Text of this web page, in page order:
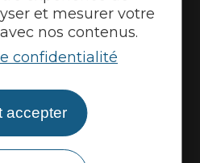
et mesurer votre
nos contenus.
confidentialité
accepter
Vélo
presse